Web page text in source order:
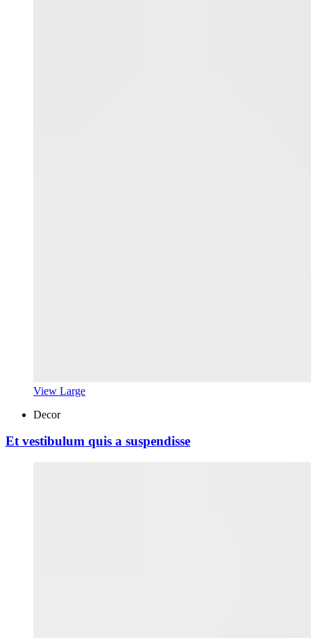
View Large
Decor
Et vestibulum quis a suspendisse